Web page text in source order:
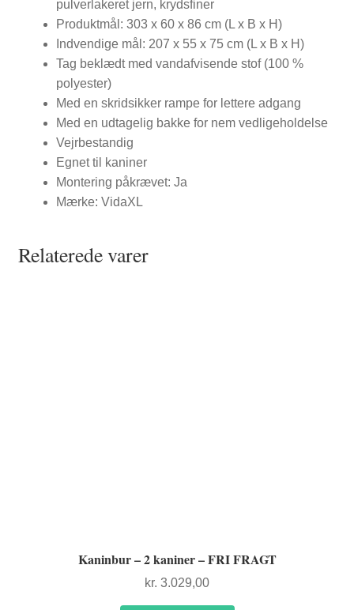
pulverlakeret jern, krydsfiner
Produktmål: 303 x 60 x 86 cm (L x B x H)
Indvendige mål: 207 x 55 x 75 cm (L x B x H)
Tag beklædt med vandafvisende stof (100 %
polyester)
Med en skridsikker rampe for lettere adgang
Med en udtagelig bakke for nem vedligeholdelse
Vejrbestandig
Egnet til kaniner
Montering påkrævet: Ja
Mærke: VidaXL
Relaterede varer
Kaninbur – 2 kaniner – FRI FRAGT
kr. 3.029,00